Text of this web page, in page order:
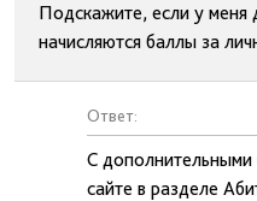
Подскажите, если у меня
начисляются баллы за
Ответ:
С дополнительными
сайте в разделе